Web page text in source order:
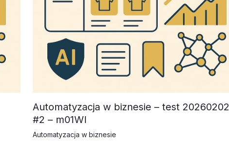
Automatyzacja w biznesie – test 20260202
#2 – m01WI
Automatyzacja w biznesie